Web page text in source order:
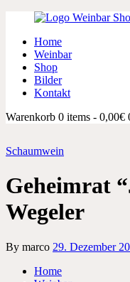
Home
Weinbar
Shop
Bilder
Kontakt
Warenkorb 0 items - 0,00€
Schaumwein
Geheimrat
Wegeler
By marco 29. Dezember
Home